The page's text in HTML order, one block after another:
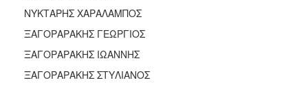
ΝΥΚΤΑΡΗΣ ΧΑΡΑΛΑΜΠΟΣ
ΞΑΓΟΡΑΡΑΚΗΣ ΓΕΩΡΓΙΟΣ
ΞΑΓΟΡΑΡΑΚΗΣ ΙΩΑΝΝΗΣ
ΞΑΓΟΡΑΡΑΚΗΣ ΣΤΥΛΙΑΝΟΣ